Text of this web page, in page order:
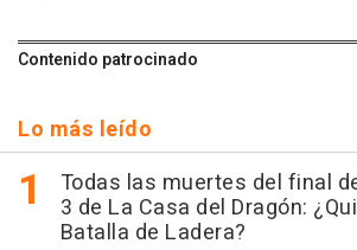
Contenido patrocinado
Lo más leído
Todas las muertes del final
3 de La Casa del Dragón:
Batalla de Ladera?